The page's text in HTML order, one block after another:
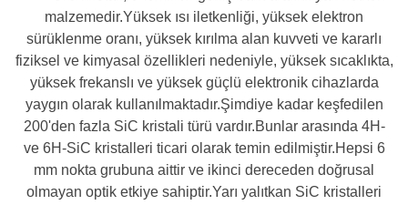
malzemedir.Yüksek ısı iletkenliği, yüksek elektron
sürüklenme oranı, yüksek kırılma alan kuvveti ve kararlı
fiziksel ve kimyasal özellikleri nedeniyle, yüksek sıcaklıkta,
yüksek frekanslı ve yüksek güçlü elektronik cihazlarda
yaygın olarak kullanılmaktadır.Şimdiye kadar keşfedilen
200'den fazla SiC kristali türü vardır.Bunlar arasında 4H-
ve 6H-SiC kristalleri ticari olarak temin edilmiştir.Hepsi 6
mm nokta grubuna aittir ve ikinci dereceden doğrusal
olmayan optik etkiye sahiptir.Yarı yalıtkan SiC kristalleri